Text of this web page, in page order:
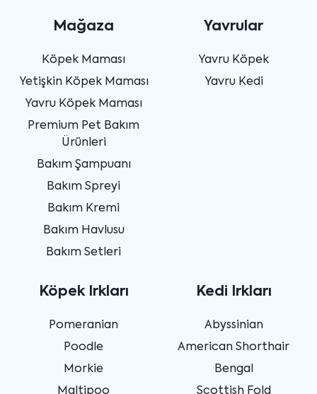
Mağaza
Köpek Maması
Yetişkin Köpek Maması
Yavru Köpek Maması
Premium Pet Bakım
Ürünleri
Bakım Şampuanı
Bakım Spreyi
Bakım Kremi
Bakım Havlusu
Bakım Setleri
Yavrular
Yavru Köpek
Yavru Kedi
Köpek Irkları
Pomeranian
Poodle
Morkie
Maltipoo
Kedi Irkları
Abyssinian
American Shorthair
Bengal
Scottish Fold